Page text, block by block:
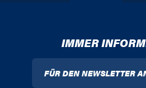
IMMER
FÜR DEN NEWSLETTER